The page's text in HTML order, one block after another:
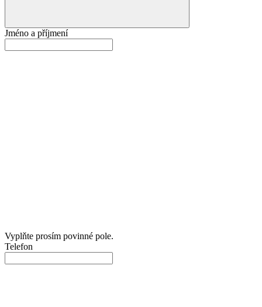
Jméno a příjmení
Vyplňte prosím povinné pole.
Telefon